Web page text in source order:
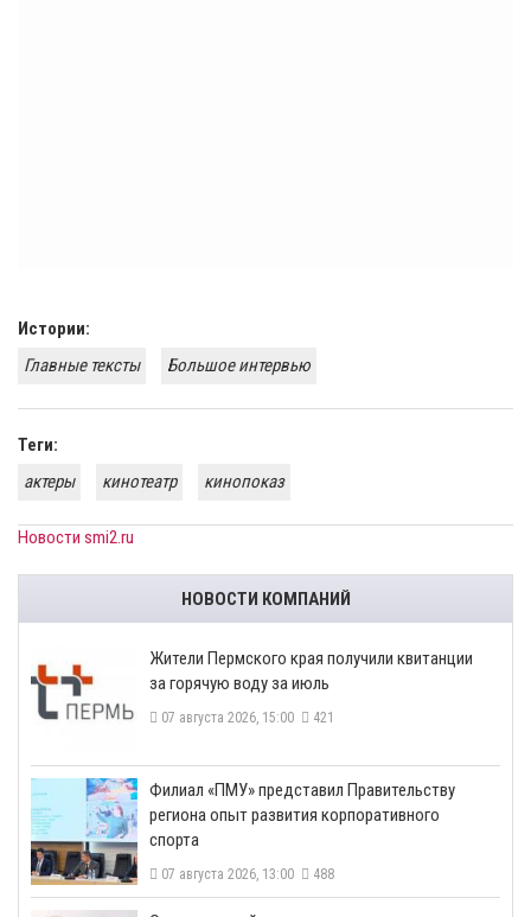
Истории:
Главные тексты
Большое интервью
Теги:
актеры
кинотеатр кинопоказ
Новости smi2.ru
НОВОСТИ КОМПАНИЙ
​Жители Пермского края получили квитанции
за горячую воду за июль
07 августа 2026, 15:00 421
​Филиал «ПМУ» представил Правительству
региона опыт развития корпоративного
спорта
07 августа 2026, 13:00 488